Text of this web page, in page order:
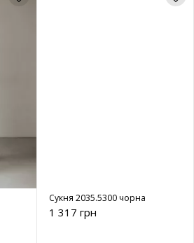
Сукня 2035.5300 чорна
1 317 грн